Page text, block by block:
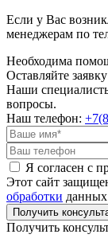
Если у Вас
менеджерам по
Необходима
Оставляйте
Наши
вопросы.
Наш телефон:
Я согласен с
Этот сайт
обработки
Получить
Получить